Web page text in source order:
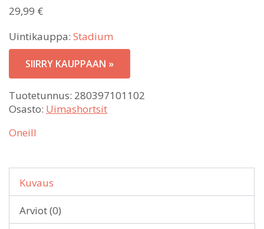
29,99 €
Uintikauppa: Stadium
SIIRRY KAUPPAAN »
Tuotetunnus: 280397101102
Osasto: Uimashortsit
Oneill
Kuvaus
Arviot (0)